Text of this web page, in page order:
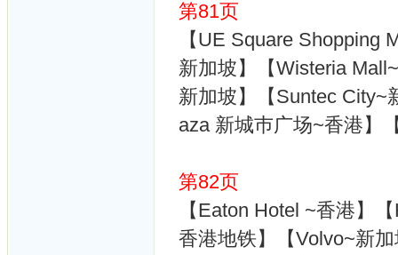
第81页
【UE Square Shopping
新加坡】【Wisteria
新加坡】【Suntec City~
aza 新城巿广场~香港】
第82页
【Eaton Hotel ~香港】
香港地铁】【Volvo~新